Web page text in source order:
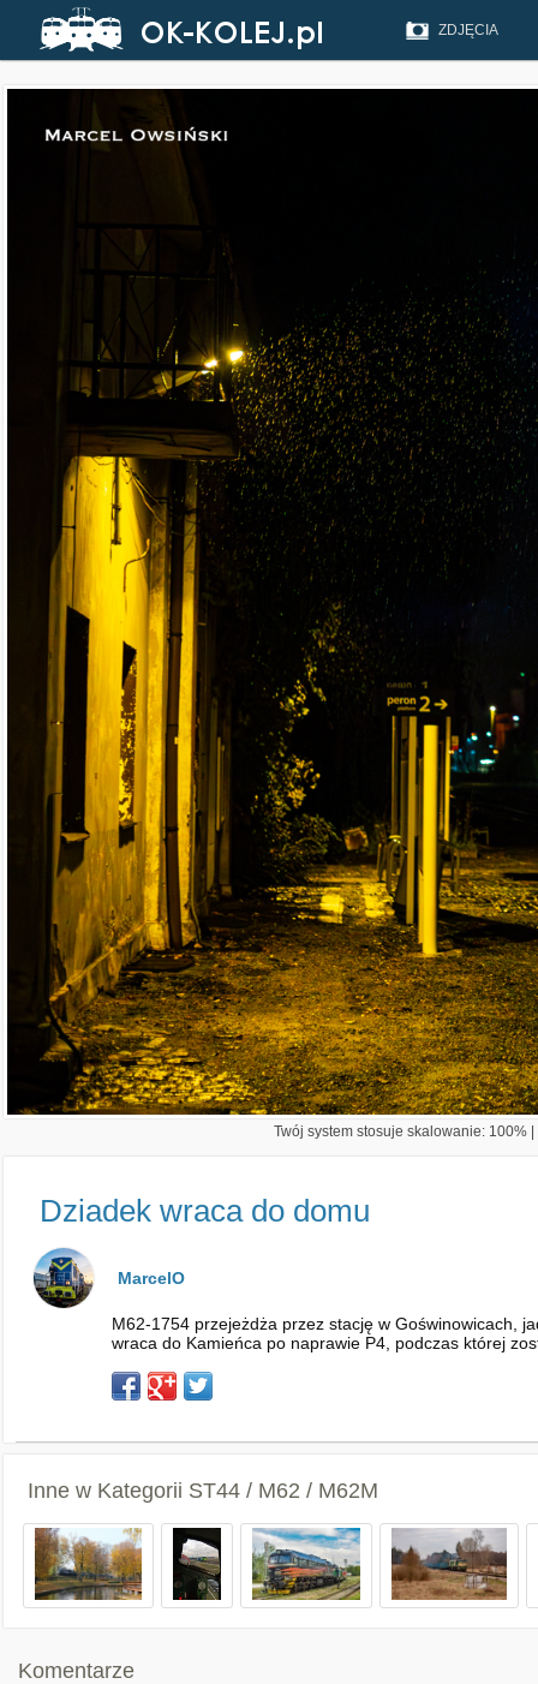
ZDJĘCIA
Twój system stosuje skalowanie: 100%
Dziadek wraca do domu
MarcelO
M62-1754 przejeżdża przez stację w Goświnowicach,
wraca do Kamieńca po naprawie P4, podczas której
Inne w Kategorii ST44 / M62 / M62M
Komentarze